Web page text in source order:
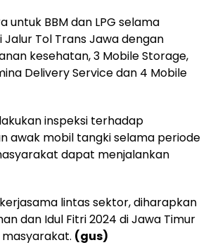
BBM dan LPG selama
Tol Trans Jawa dengan
kesehatan, 3 Mobile Storage,
Delivery Service dan 4 Mobile
inspeksi terhadap
awak mobil tangki selama periode
dapat menjalankan
lintas sektor, diharapkan
dan Idul Fitri 2024 di Jawa Timur
(gus)